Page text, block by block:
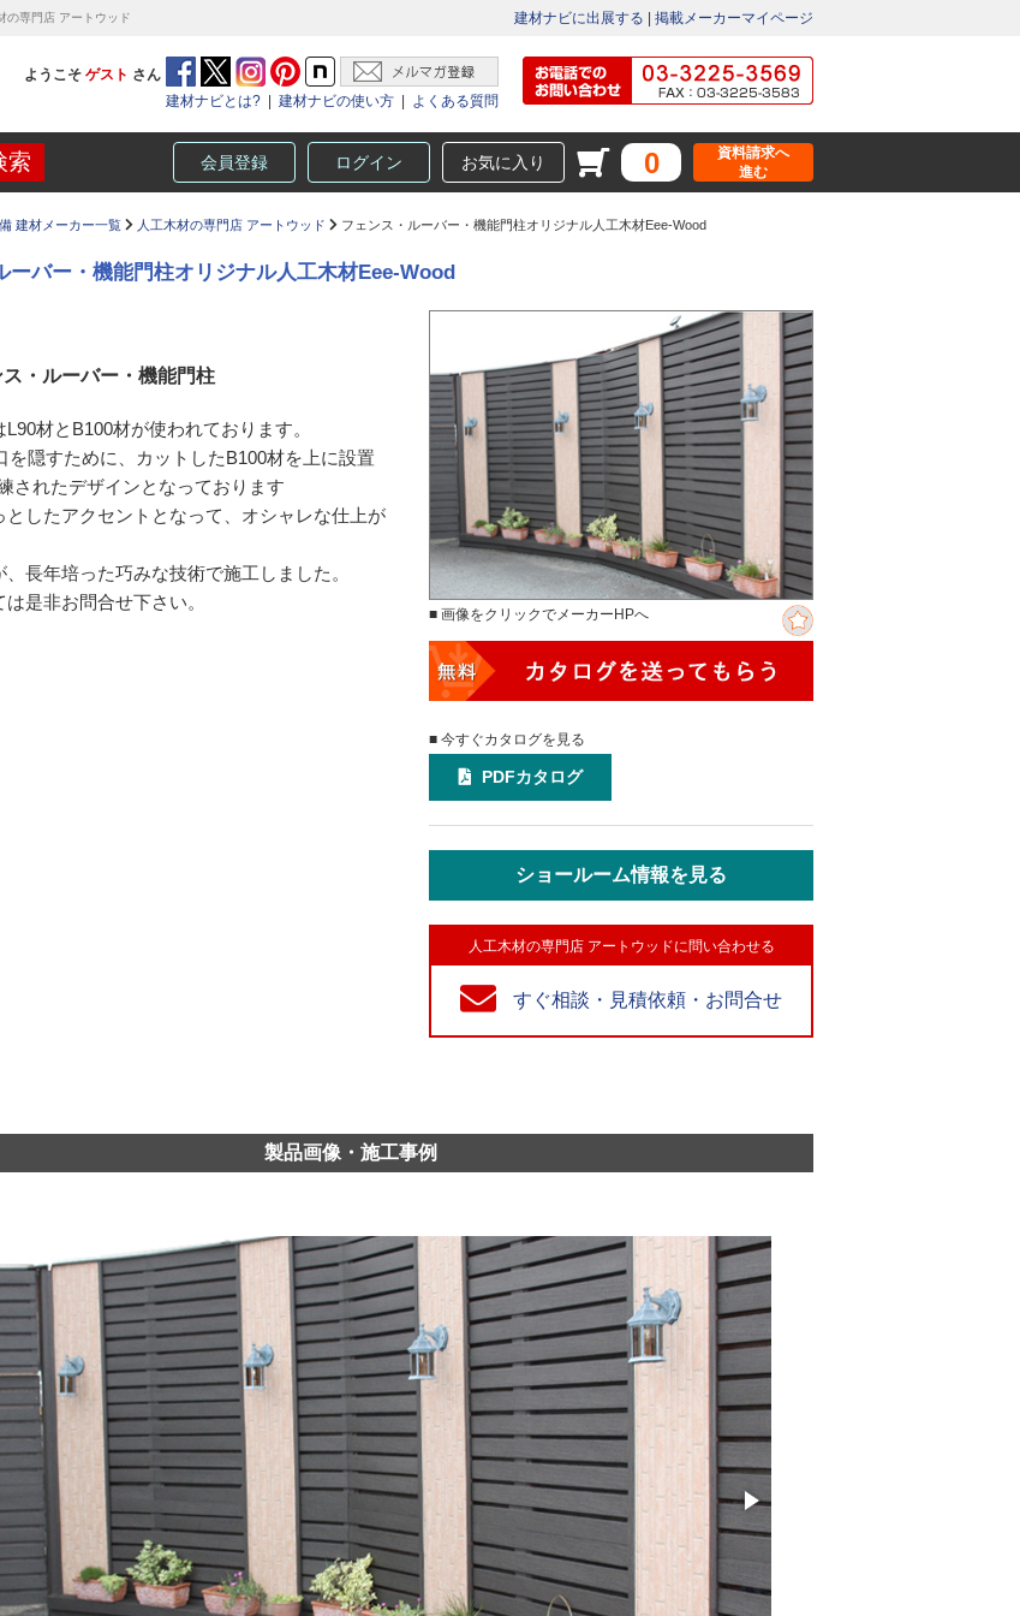
の専門店 アートウッド 建材ナビに出展する 掲載メーカーマイページ
ようこそ ゲスト さん
建材ナビとは?
建材ナビの使い方 よくある質問
会員登録 ログイン お気に入り 0
資料請求へ
進む
建材メーカー一覧 人工木材の専門店 アートウッド フェンス・ルーバー・機能門柱オリジナル人工木材Eee-Wood
ーバー・機能門柱オリジナル人工木材Eee-Wood
・ルーバー・機能門柱
材とB100材が使われております。
を隠すために、カットしたB100材を上に設置
されたデザインとなっております
としたアクセントとなって、オシャレな仕上が
長年培った巧みな技術で施工しました。
是非お問合せ下さい。
■ 画像をクリックでメーカーHPへ
■ 今すぐカタログを見る
PDFカタログ
ショールーム情報を見る
人工木材の専門店 アートウッドに問い合わせる
すぐ相談・見積依頼・お問合せ
製品画像・施工事例